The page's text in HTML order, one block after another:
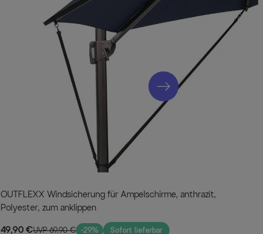
OUTFLEXX Windsicherung für Ampelschirme, anthrazit,
Polyester, zum anklippen
49,90 €UVP 69,90 € -29% Sofort lieferbar